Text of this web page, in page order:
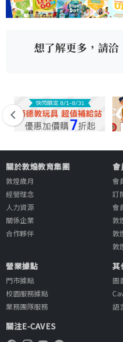
想了解更多，請洽
關於敦煌教育集團
敦煌歲月
經營理念
人力資源
關係企業
合作夥伴
會
會
訂
會
敦
敦
敦
營業據點
門市據點
校園服務據點
業務團隊服務
其
圖
語
關注E-CAVES